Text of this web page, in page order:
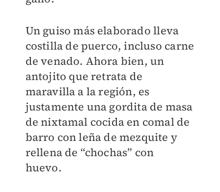
Un guiso más elaborado lleva
costilla de puerco, incluso carne
de venado. Ahora bien, un
antojito que retrata de
maravilla a la región, es
justamente una gordita de masa
de nixtamal cocida en comal de
barro con leña de mezquite y
rellena de “chochas” con
huevo.